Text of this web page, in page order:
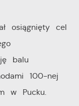
osiągnięty cel
balu
100-nej
w Pucku.